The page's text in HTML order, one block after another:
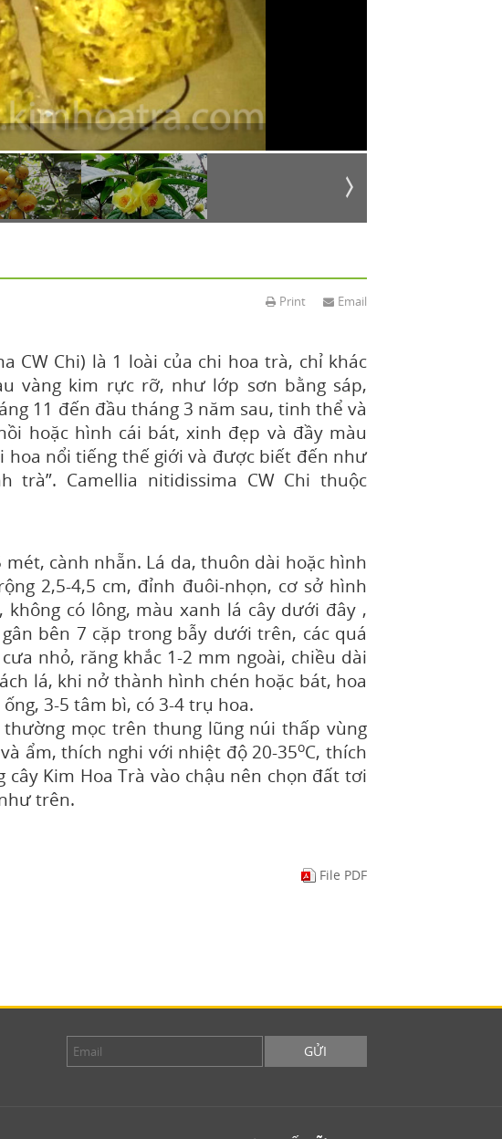
Print Email
CW Chi) là 1 loài của chi hoa trà, chỉ khác
vàng kim rực rỡ, như lớp sơn bằng sáp,
11 đến đầu tháng 3 năm sau, tinh thể và
hoặc hình cái bát, xinh đẹp và đầy màu
hoa nổi tiếng thế giới và được biết đến như
trà”. Camellia nitidissima CW Chi thuộc
mét, cành nhẵn. Lá da, thuôn dài hoặc hình
2,5-4,5 cm, đỉnh đuôi-nhọn, cơ sở hình
có lông, màu xanh lá cây dưới đây ,
bên 7 cặp trong bẫy dưới trên, các quá
nhỏ, răng khắc 1-2 mm ngoài, chiều dài
lá, khi nở thành hình chén hoặc bát, hoa
3-5 tâm bì, có 3-4 trụ hoa.
thường mọc trên thung lũng núi thấp vùng
ẩm, thích nghi với nhiệt độ 20-35oC, thích
Kim Hoa Trà vào chậu nên chọn đất tơi
trên.
File PDF
GỬI